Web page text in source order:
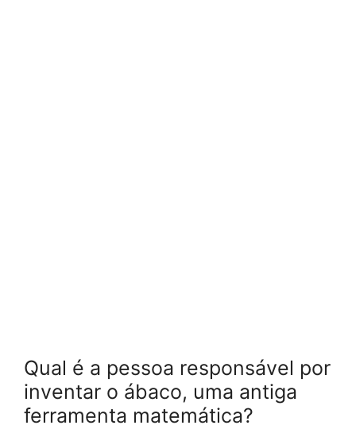
Qual é a pessoa responsável por
inventar o ábaco, uma antiga
ferramenta matemática?